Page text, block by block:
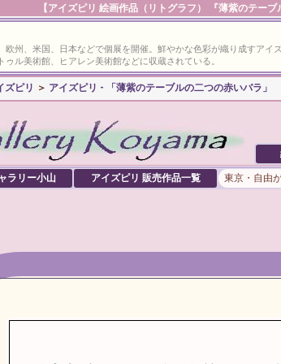
【アイズピリ 絵画作品（リトグラフ） 『薄紫のテー
州、米国、日本などで個展を開催。鮮やかな色彩が織り成すア
ル美術館、ヒアレン美術館などに収蔵されている。
ズピリ ＞ アイズピリ - 「薄紫のテーブルの二つの赤いバラ」
ラリー小山 アイズピリ 販売作品一覧 東京・自由